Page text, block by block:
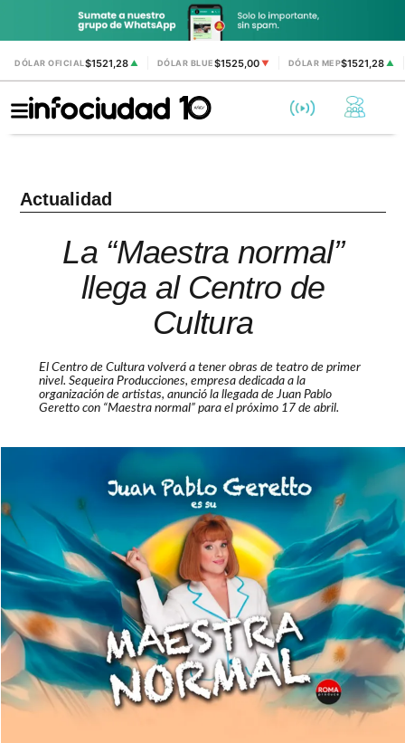
DÓLAR OFICIAL$1521,28 ▲ DÓLAR BLUE$1525,00 ▼ DÓLAR MEP$1521,28▲
Actualidad
La “Maestra normal”
llega al Centro de
Cultura
El Centro de Cultura volverá a tener obras de teatro de primer
nivel. Sequeira Producciones, empresa dedicada a la
organización de artistas, anunció la llegada de Juan Pablo
Geretto con “Maestra normal” para el próximo 17 de abril.